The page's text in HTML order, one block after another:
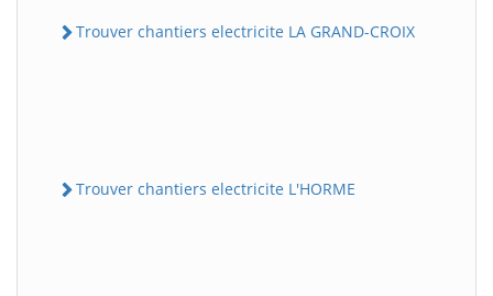
Trouver chantiers electricite LA GRAND-CROIX
Trouver chantiers electricite L'HORME